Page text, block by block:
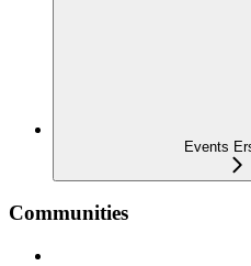
Events
Communities